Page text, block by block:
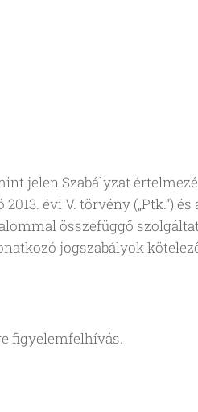
jelen Szabályzat
évi V. törvény („Ptk.”)
összefüggő
jogszabályok
figyelemfelhívás.